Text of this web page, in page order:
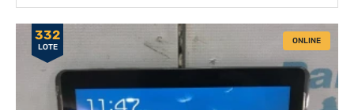
332
LOTE
ONLINE